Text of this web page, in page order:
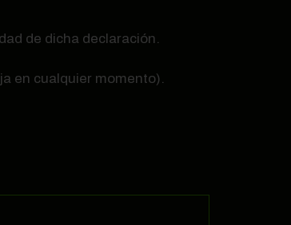
de dicha declaración.
en cualquier momento).